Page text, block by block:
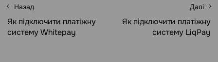
Назад
Як підключити платіжну
систему Whitepay
Далі
Як підключити платіжну
систему LiqPay